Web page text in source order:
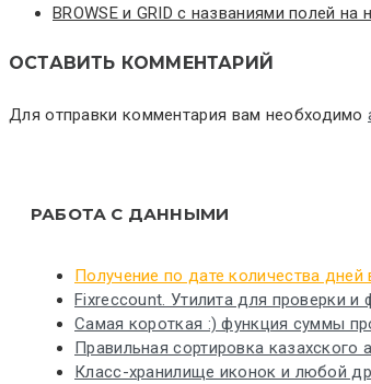
BROWSE и GRID с названиями полей
ОСТАВИТЬ КОММЕНТАРИЙ
Для отправки комментария вам необходимо
РАБОТА С ДАННЫМИ
Получение по дате количества
Fixreccount. Утилита для проверки и
Самая короткая :) функция суммы
Правильная сортировка казахского
Класс-хранилище иконок и любой